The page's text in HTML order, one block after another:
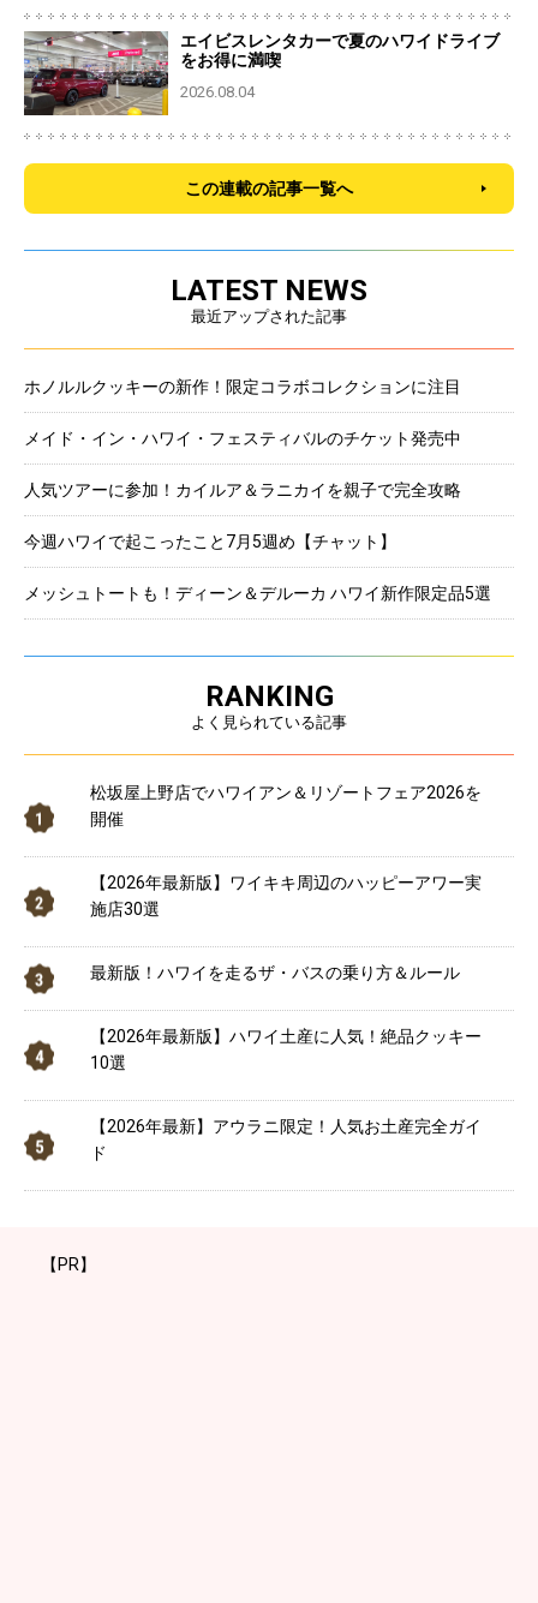
エイビスレンタカーで夏のハワイドライブ
をお得に満喫
2026.08.04
この連載の記事一覧へ
LATEST NEWS
最近アップされた記事
ホノルルクッキーの新作！限定コラボコレクションに注目
メイド・イン・ハワイ・フェスティバルのチケット発売中
人気ツアーに参加！カイルア＆ラニカイを親子で完全攻略
今週ハワイで起こったこと7月5週め【チャット】
メッシュトートも！ディーン＆デルーカ ハワイ新作限定品5選
RANKING
よく見られている記事
松坂屋上野店でハワイアン＆リゾートフェア2026を
開催
【2026年最新版】ワイキキ周辺のハッピーアワー実
施店30選
最新版！ハワイを走るザ・バスの乗り方＆ルール
【2026年最新版】ハワイ土産に人気！絶品クッキー
10選
【2026年最新】アウラニ限定！人気お土産完全ガイ
ド
【PR】